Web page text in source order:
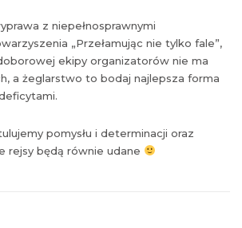
z niepełnosprawnymi
„Przełamując nie tylko fale”,
ekipy organizatorów nie ma
a żeglarstwo to bodaj najlepsza forma
pomysłu i determinacji oraz
rejsy będą równie udane